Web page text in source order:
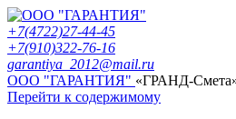
+7(4722)27-44-45
+7(910)322-76-16
garantiya_2012@mail.ru
ООО "ГАРАНТИЯ" «ГРАНД-
Перейти к содержимому